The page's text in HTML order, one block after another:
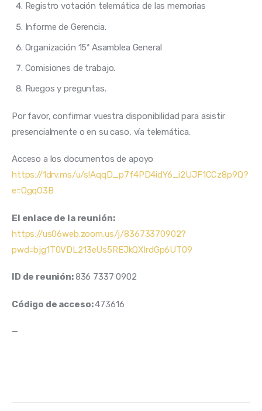
Registro votación telemática de las memorias
Informe de Gerencia.
Organización 15ª Asamblea General
Comisiones de trabajo.
Ruegos y preguntas.
Por favor, confirmar vuestra disponibilidad para asistir
presencialmente o en su caso, vía telemática.
Acceso a los documentos de apoyo
https://1drv.ms/u/s!AqqD_p7f4PD4idY6_i2UJF1CCz8p9Q?
e=OgqO3B
El enlace de la reunión:
https://us06web.zoom.us/j/83673370902?
pwd=bjg1T0VDL213eUs5REJkQXlrdGp6UT09
ID de reunión: 836 7337 0902
Código de acceso: 473616
—